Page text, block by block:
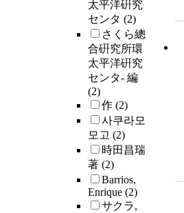
太平洋硏究
センタ (2)
さくら總
合硏究所環
太平洋硏究
センタ- 編
(2)
作 (2)
사쿠라모
모고 (2)
時田昌瑞
著 (2)
Barrios,
Enrique (2)
サクラ,